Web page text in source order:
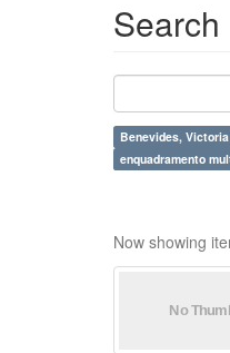
Search
Benevides, Victoria
enquadramento
Now showing